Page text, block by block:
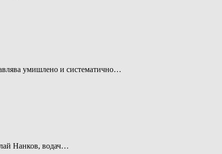
умишлено и систематично…
Нанков, водач…